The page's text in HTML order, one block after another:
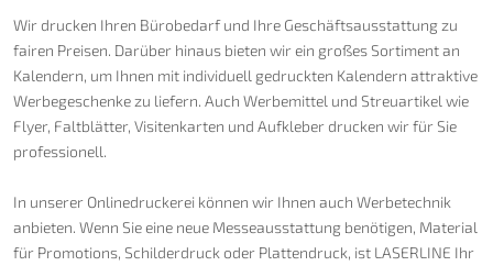
Wir drucken Ihren Bürobedarf und Ihre Geschäftsausstattung zu
fairen Preisen. Darüber hinaus bieten wir ein großes Sortiment an
Kalendern, um Ihnen mit individuell gedruckten Kalendern attraktive
Werbegeschenke zu liefern. Auch Werbemittel und Streuartikel wie
Flyer, Faltblätter, Visitenkarten und Aufkleber drucken wir für Sie
professionell.
In unserer Onlinedruckerei können wir Ihnen auch Werbetechnik
anbieten. Wenn Sie eine neue Messeausstattung benötigen, Material
für Promotions, Schilderdruck oder Plattendruck, ist LASERLINE Ihr